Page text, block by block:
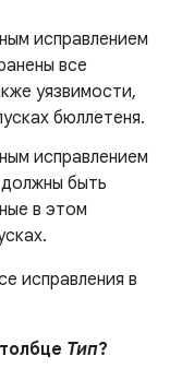
исправлением
все
уязвимости,
бюллетеня.
исправлением
быть
в этом
исправления в
Тип?